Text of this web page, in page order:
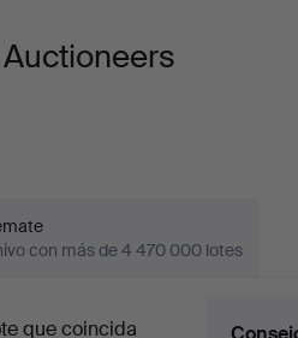
con más de 4 470 000 lotes
que coincida